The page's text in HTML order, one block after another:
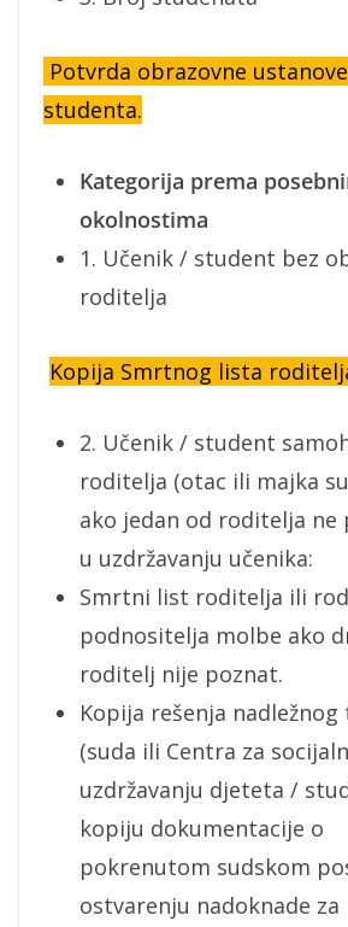
Potvrda obrazovne
studenta.
Kategorija prema
okolnostima
1. Učenik / student bez
roditelja
Kopija Smrtnog lista
2. Učenik / student
roditelja (otac ili majka
ako jedan od roditelja
u uzdržavanju učenika:
Smrtni list roditelja ili
podnositelja molbe ako
roditelj nije poznat.
Kopija rešenja nadležnog
(suda ili Centra za
uzdržavanju djeteta /
kopiju dokumentacije o
pokrenutom sudskom
ostvarenju nadoknade za